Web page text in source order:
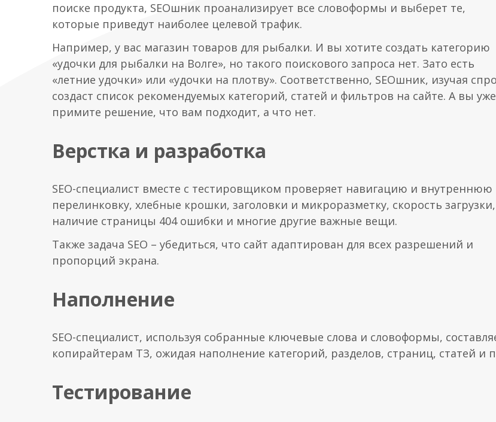
поиске продукта, SEOшник проанализирует все словоформы и выберет те,
которые приведут наиболее целевой трафик.
Например, у вас магазин товаров для рыбалки. И вы хотите создать категорию
«удочки для рыбалки на Волге», но такого поискового запроса нет. Зато есть
«летние удочки» или «удочки на плотву». Соответственно, SEOшник, изучая
создаст список рекомендуемых категорий, статей и фильтров на сайте. А вы уже
примите решение, что вам подходит, а что нет.
Верстка и разработка
SEO-специалист вместе с тестировщиком проверяет навигацию и внутреннюю
перелинковку, хлебные крошки, заголовки и микроразметку, скорость загрузки,
наличие страницы 404 ошибки и многие другие важные вещи.
Также задача SEO – убедиться, что сайт адаптирован для всех разрешений и
пропорций экрана.
Наполнение
SEO-специалист, используя собранные ключевые слова и словоформы,
копирайтерам ТЗ, ожидая наполнение категорий, разделов, страниц, статей и
Тестирование